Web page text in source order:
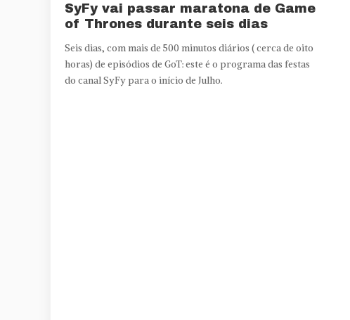
SyFy vai passar maratona de Game
of Thrones durante seis dias
Seis dias, com mais de 500 minutos diários ( cerca de oito
horas) de episódios de GoT: este é o programa das festas
do canal SyFy para o início de Julho.